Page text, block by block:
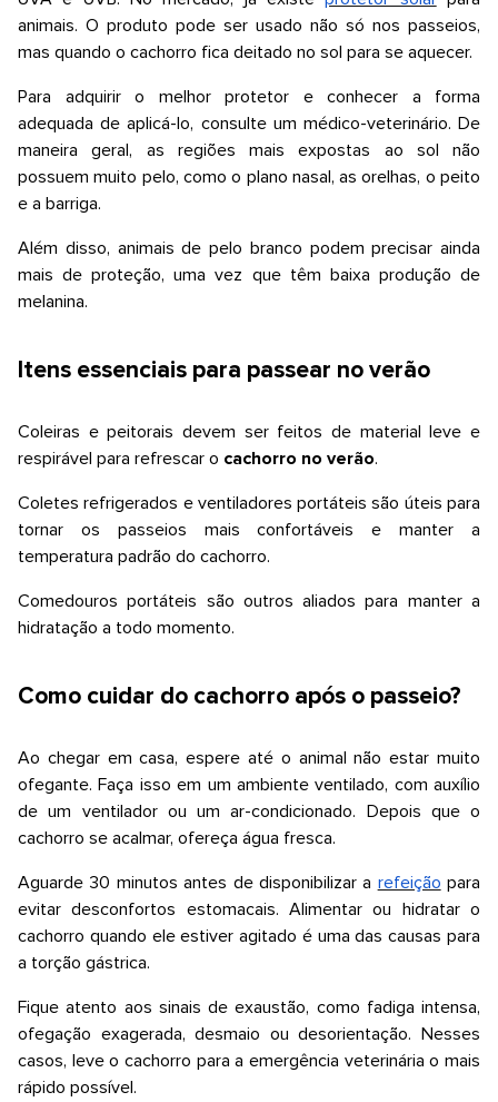
animais. O produto pode ser usado não só nos passeios,
mas quando o cachorro fica deitado no sol para se aquecer.
Para adquirir o melhor protetor e conhecer a forma
adequada de aplicá-lo, consulte um médico-veterinário. De
maneira geral, as regiões mais expostas ao sol não
possuem muito pelo, como o plano nasal, as orelhas, o peito
e a barriga.
Além disso, animais de pelo branco podem precisar ainda
mais de proteção, uma vez que têm baixa produção de
melanina.
Itens essenciais para passear no verão
Coleiras e peitorais devem ser feitos de material leve e
respirável para refrescar o cachorro no verão.
Coletes refrigerados e ventiladores portáteis são úteis para
tornar os passeios mais confortáveis e manter a
temperatura padrão do cachorro.
Comedouros portáteis são outros aliados para manter a
hidratação a todo momento.
Como cuidar do cachorro após o passeio?
Ao chegar em casa, espere até o animal não estar muito
ofegante. Faça isso em um ambiente ventilado, com auxílio
de um ventilador ou um ar-condicionado. Depois que o
cachorro se acalmar, ofereça água fresca.
Aguarde 30 minutos antes de disponibilizar a refeição para
evitar desconfortos estomacais. Alimentar ou hidratar o
cachorro quando ele estiver agitado é uma das causas para
a torção gástrica.
Fique atento aos sinais de exaustão, como fadiga intensa,
ofegação exagerada, desmaio ou desorientação. Nesses
casos, leve o cachorro para a emergência veterinária o mais
rápido possível.